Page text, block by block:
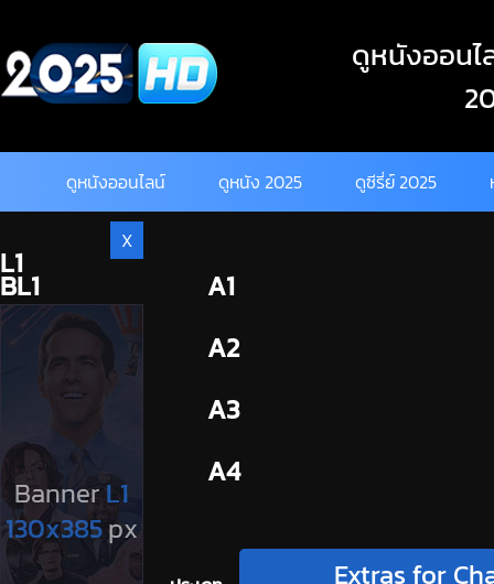
content
ดูหนังออนไ
ดูหนังออนไลน์ ดูหนัง 2025 ดูซีรี่ย์ 2025
BL1
A1
A2
A3
A4
Extras for
X
L1